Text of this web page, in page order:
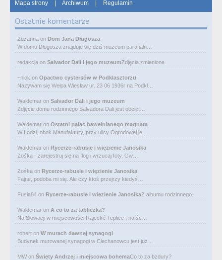
Mapa strony | Archiwum | Regulamin
Ostatnie komentarze
Zuzanna on Dom Jana Długosza
W domu Długosza znajduje się dziś muzeum parafialn…
redakcja on Salvador Dali i jego muzeumZdjęcia zmienione.
~nick on Opactwo cystersów w Podklasztorzu
Nazywam się Wełpa Wiesław ur. 23 06 1936r na Podkl…
Waldemar on Salvador Dali i jego muzeum
Zdjęcie domu rodzinnego Salvadora Dali jest obcięt…
Waldemar on Ostatni pałac bawełnianego magnata
W Łodzi, obok Manufaktury, przy ulicy Ogrodowej je…
Waldemar on Rycerze-rabusie i więzienie Janosika
Zośka - zarejestruj się na flog i wrzucaj foty. Gw…
Zośka on Rycerze-rabusie i więzienie Janosika
Fajne, podoba mi się. Ale czy ktoś przejrzy kiedyś…
Fusia84 on Rycerze-rabusie i więzienie JanosikaZ albumu rodzinnego.
Waldemar on A co to za tabliczka?
Na Słowacji w miejscowości Rajecké Teplice , na śc…
robert on W murach dawnej synagogi
Budynek murowanej synagogi w Ciechanowcu jest już…
MW on Święty Andrzej i miejscowa bohemaCo to za bzdury?